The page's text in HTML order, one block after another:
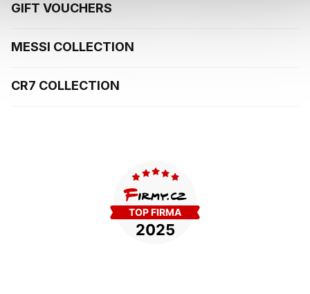
GIFT VOUCHERS
MESSI COLLECTION
CR7 COLLECTION